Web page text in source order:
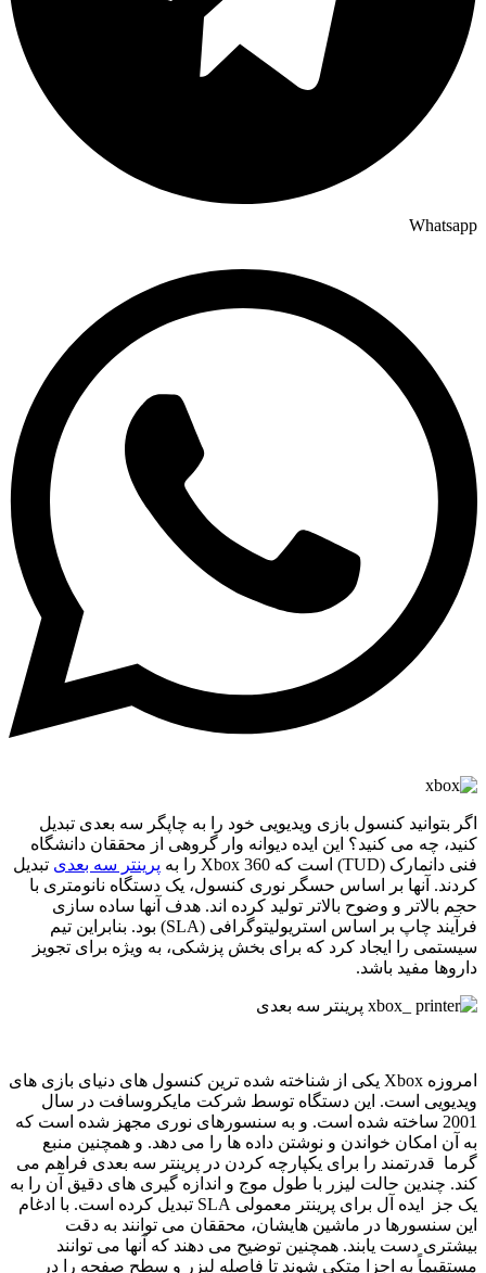
Whatsapp
اگر بتوانید کنسول بازی ویدیویی خود را به چاپگر سه بعدی تبدیل
کنید، چه می کنید؟ این ایده دیوانه وار گروهی از محققان دانشگاه
فنی دانمارک (TUD) است که Xbox 360 را به
پرینتر سه بعدی تبدیل
کردند. آنها بر اساس حسگر نوری کنسول، یک دستگاه نانومتری با
حجم بالاتر و وضوح بالاتر تولید کرده اند. هدف آنها ساده سازی
فرآیند چاپ بر اساس استریولیتوگرافی (SLA) بود. بنابراین تیم
سیستمی را ایجاد کرد که برای بخش پزشکی، به ویژه برای تجویز
داروها مفید باشد.
امروزه Xbox یکی از شناخته شده ترین کنسول های دنیای بازی های
ویدیویی است. این دستگاه توسط شرکت مایکروسافت در سال
2001 ساخته شده است. و به سنسورهای نوری مجهز شده است که
به آن امکان خواندن و نوشتن داده ها را می دهد. و همچنین منبع
گرما قدرتمند را برای یکپارچه کردن در پرینتر سه بعدی فراهم می
کند. چندین حالت لیزر با طول موج و اندازه گیری های دقیق آن را به
یک جز ایده آل برای پرینتر معمولی SLA تبدیل کرده است. با ادغام
این سنسورها در ماشین هایشان، محققان می توانند به دقت
بیشتری دست یابند. همچنین توضیح می دهند كه آنها می توانند
مستقیماً به اجزا متكی شوند تا فاصله لیزر و سطح صفحه را در